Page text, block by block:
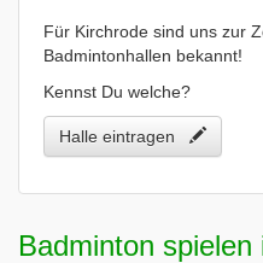
Für Kirchrode sind uns zur
Badmintonhallen bekannt!
Kennst Du welche?
Halle eintragen
Badminton spielen